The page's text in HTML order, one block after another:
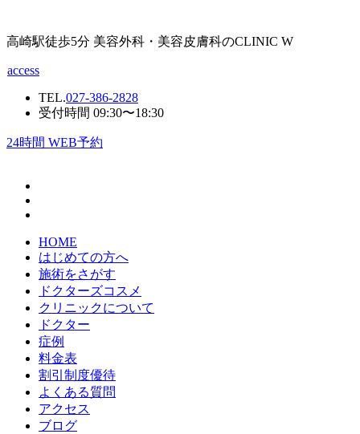
高崎駅徒歩5分 美容外科・美容皮膚科のCLINIC W
access
TEL.027-386-2828
受付時間 09:30〜18:30
24時間 WEB予約
HOME
はじめての方へ
施術をさがす
ドクターズコスメ
クリニックについて
ドクター
症例
料金表
割引制度優待
よくある質問
アクセス
ブログ